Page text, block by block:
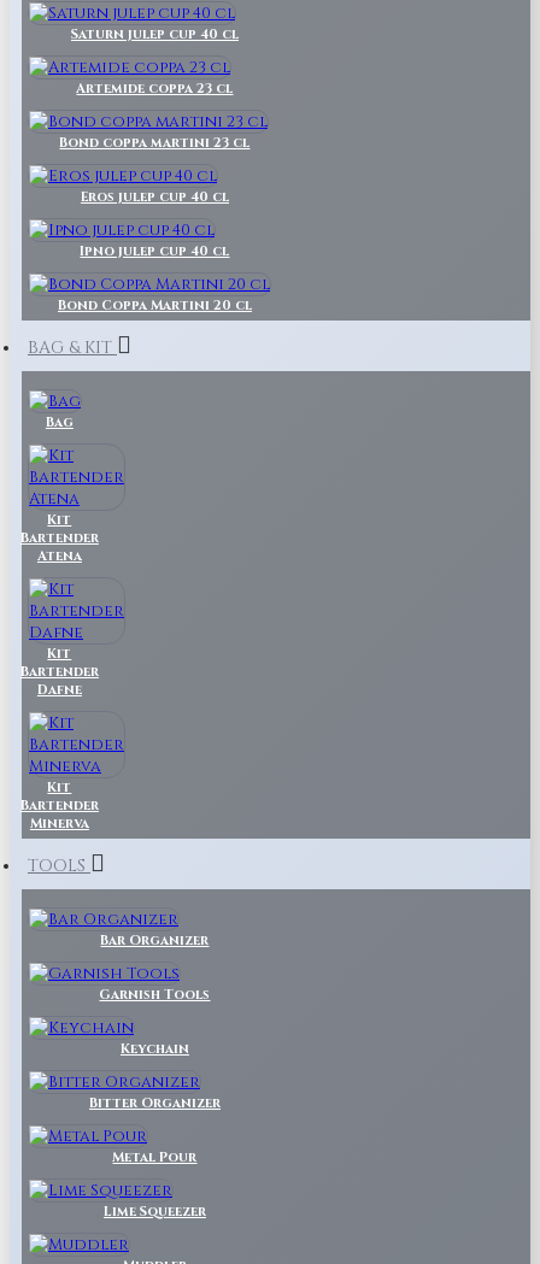
Saturn julep cup 40 cl
Artemide coppa 23 cl
Bond coppa martini 23 cl
Eros julep cup 40 cl
Ipno julep cup 40 cl
Bond Coppa Martini 20 cl
BAG & KIT
Bag
Kit
Bartender
Atena
Kit
Bartender
Dafne
Kit
Bartender
Minerva
TOOLS
Bar Organizer
Garnish Tools
Keychain
Bitter Organizer
Metal Pour
Lime Squeezer